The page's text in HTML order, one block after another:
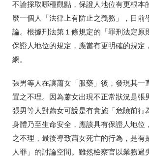
不論採取哪種觀點，保證人地位有更根本
麼一個人「法律上有防止之義務」，目前
論。根據刑法第１條規定的「罪刑法定原
保證人地位的規定，應當有更明確的規定
網。
張男等人在讓蕭女「服藥」後，發現其一
置之不理。因為蕭女出現不正常狀況是張
張男等人對蕭女可說是有實施「危險前行
身體乃至生命安全，應該具有保證人地位
之不理，最後導致蕭女死亡的行為，是有
人罪」的討論空間。雖然檢察官以業務過